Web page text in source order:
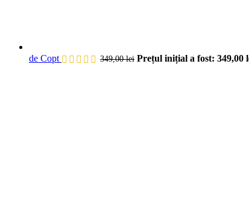
de Copt
349,00lei Prețul inițial a fost: 349,00